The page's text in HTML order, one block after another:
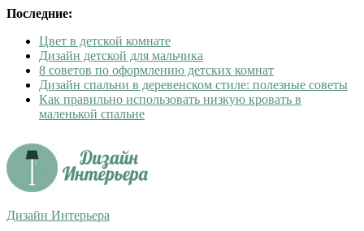
Последние:
Цвет в детской комнате
Дизайн детской для мальчика
8 советов по оформлению детских комнат
Дизайн спальни в деревенском стиле: полезные советы
Как правильно использовать низкую кровать в
маленькой спальне
Дизайн Интерьера